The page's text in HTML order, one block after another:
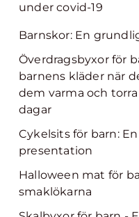
under covid-19
Barnskor: En
Överdragsbyxor för
barnens kläder när
dem varma och
dagar
Cykelsits för barn:
presentation
Halloween mat för
smaklökarna